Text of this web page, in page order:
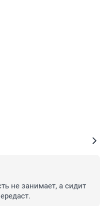
не занимает, а сидит